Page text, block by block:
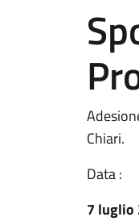
Chiari.
Data :
7 luglio